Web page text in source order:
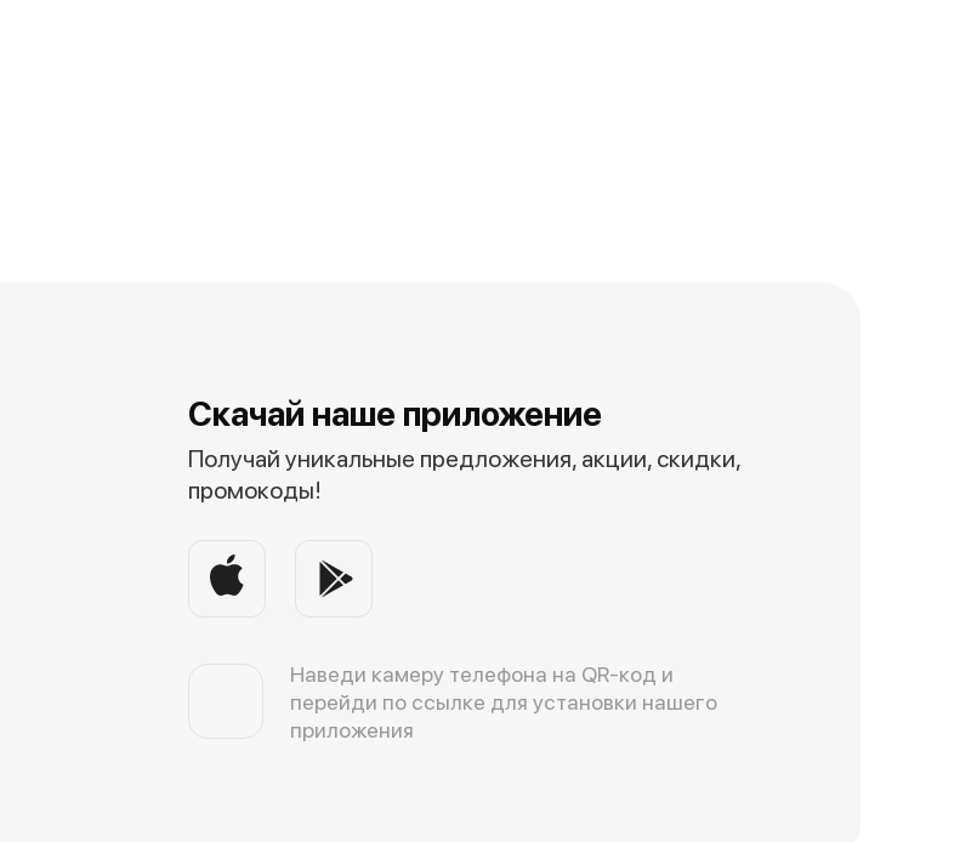
Скачай наше приложение
Получай уникальные предложения, акции, скидки,
промокоды!
Наведи камеру телефона на QR-код и
перейди по ссылке для установки нашего
приложения